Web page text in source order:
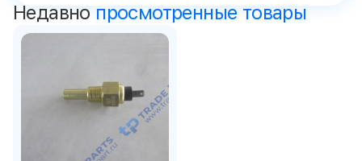
Недавно просмотренные товары